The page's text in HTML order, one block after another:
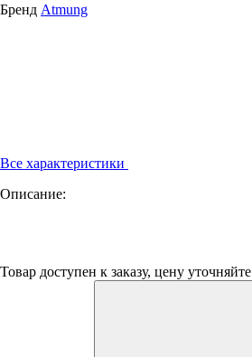
Бренд Atmung
Все характеристики
Описание:
Товар доступен к заказу, цену уточняйте